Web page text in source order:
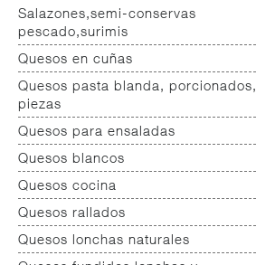
Internacional yogur,postre,otros
lacteos
Margarinas
Salazones,semi-conservas
pescado,surimis
Salazones
Bacalao-maruca
Ahumados-aceite
Anchoa semi conserva
Caviar-sucedaneos
Quesos en cuñas
Quesos cuñas nacionales
Quesos cuñas internacional
Quesos pasta blanda, porcionados,
piezas
Queso pasta blanda
Quesos cabra pasta blanda
Cremas queso untar
Quesos para ensaladas
Quesos ensaladas
Quesos blancos
Quesos mozarellas
Queso fresco ultrafiltrado
Queso fresco natural
Tartas queso
Quesos cocina
Queso cocina
Quesos rallados
Queso rallado
Quesos lonchas naturales